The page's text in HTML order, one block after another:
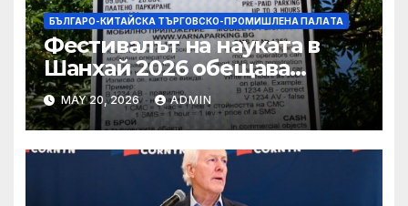
БЪЛГАРО-КИТАЙСКА ТЪРГОВСКО-ПРОМИШЛЕНА ПАЛAТА
Фестивалът на науката в
Шанхай 2026 обещава
вълнуващи научно-
технологични иновации
MAY 20, 2026 ADMIN